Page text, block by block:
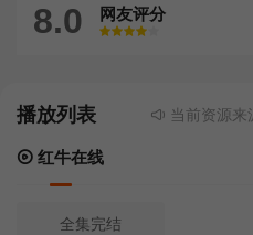
8.0 网友评分
很差
较差还行推荐力荐
播放列表 当前资源来源
红牛在线
全集完结